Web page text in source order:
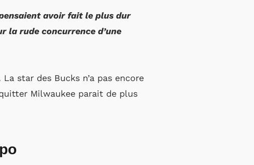
avoir fait le plus dur
la rude concurrence d’une
star des Bucks n’a pas encore
Milwaukee parait de plus